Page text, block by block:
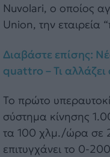
Nuvolari, ο οποίος
Union, την εταιρεία
Διαβάστε επίσης:
quattro – Τι
Το πρώτο
σύστημα κίνησης
τα 100 χλμ./ώρα σε
επιτυγχάνει το 0-